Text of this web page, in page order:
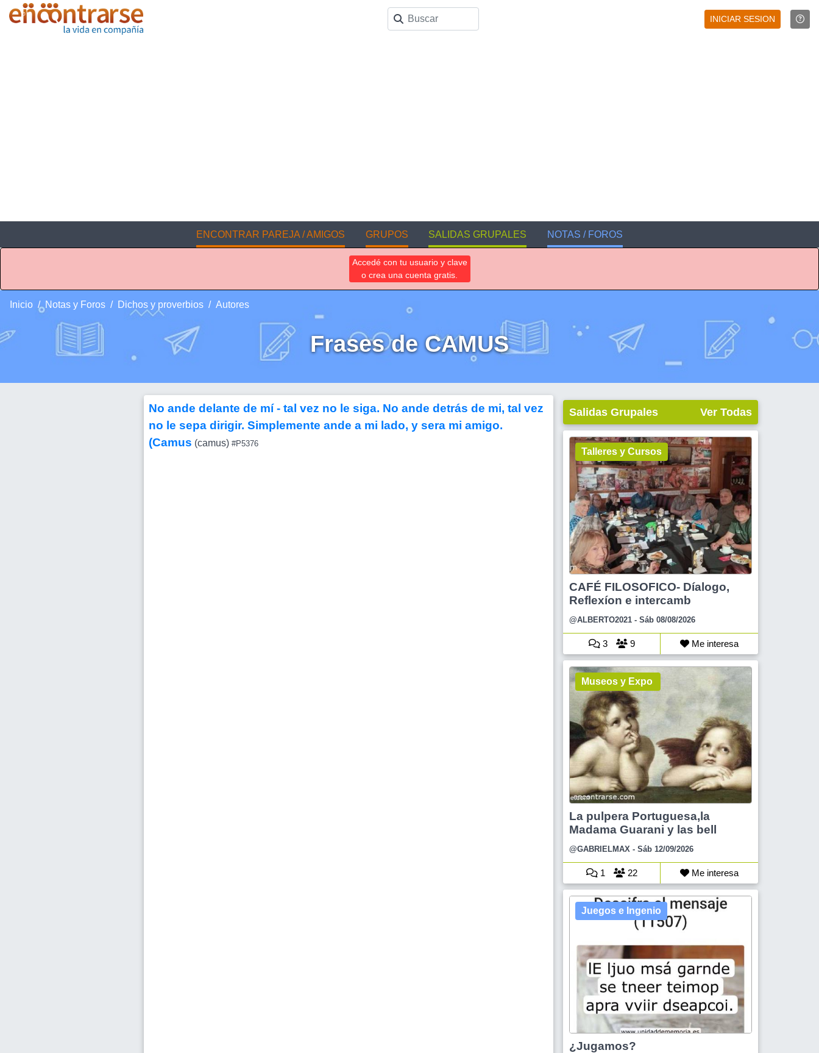
INICIAR SESION
ENCONTRAR PAREJA / AMIGOS GRUPOS SALIDAS GRUPALES NOTAS / FOROS
Accedé con tu usuario y clave
o crea una cuenta gratis.
Inicio Notas y Foros Dichos y proverbios Autores
Frases de CAMUS
No ande delante de mí - tal vez no le siga. No ande detrás de mi, tal vez
no le sepa dirigir. Simplemente ande a mi lado, y sera mi amigo.
(Camus (camus) #P5376
Salidas Grupales Ver Todas
Talleres y Cursos
CAFÉ FILOSOFICO- Díalogo,
Reflexíon e intercamb
@ALBERTO2021 - Sáb 08/08/2026
3 9 Me interesa
Museos y Expo
La pulpera Portuguesa,la
Madama Guarani y las bell
@GABRIELMAX - Sáb 12/09/2026
1 22 Me interesa
Juegos e Ingenio
¿Jugamos?